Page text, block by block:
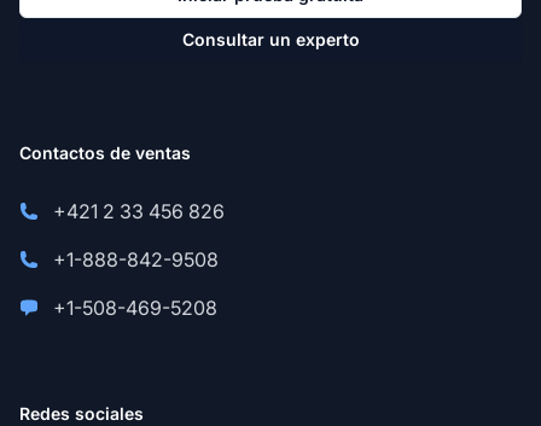
Consultar un experto
Contactos de ventas
+421 2 33 456 826
+1-888-842-9508
+1-508-469-5208
Redes sociales